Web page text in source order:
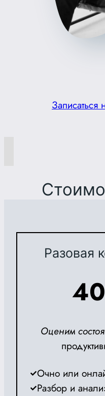
Записаться
Разовая
Оценим
Очно или
Разбор и